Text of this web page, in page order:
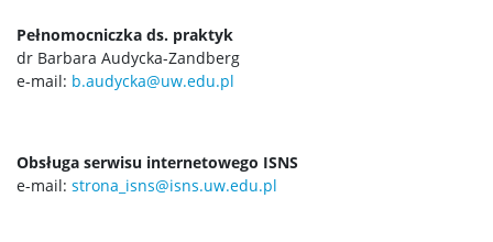
Aktywizmy miejskie
Biblioteka cyfrowa
Brulion ISNS
Pełnomocniczka ds. praktyk
dr Barbara Audycka-Zandberg
e-mail: b.audycka@uw.edu.pl
Obsługa serwisu internetowego ISNS
e-mail: strona_isns@isns.uw.edu.pl